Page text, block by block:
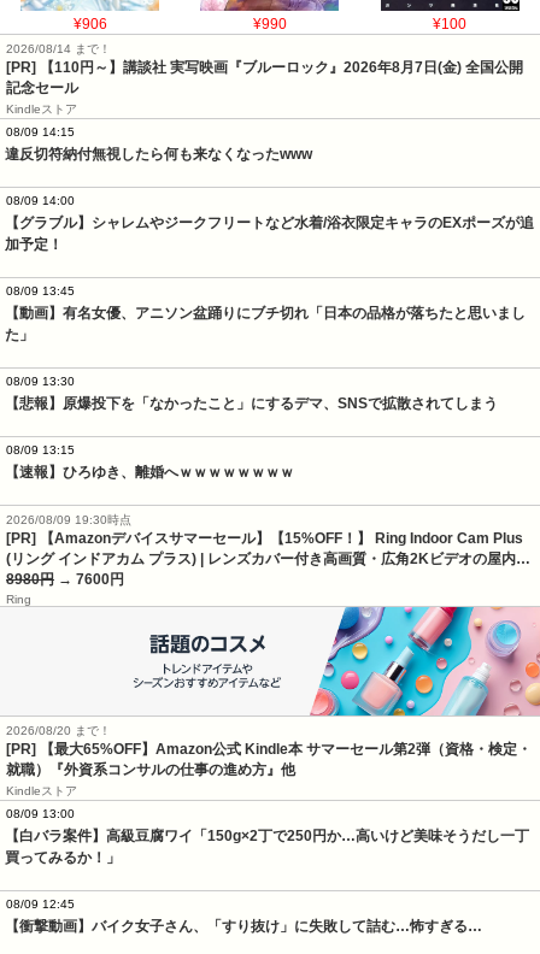
¥906 ¥990 ¥100
2026/08/14 まで！
[PR]
【110円～】講談社 実写映画『ブルーロック』2026年8月7日(金) 全国公開
記念セール
Kindleストア
08/09 14:15
違反切符納付無視したら何も来なくなったwww
08/09 14:00
【グラブル】シャレムやジークフリートなど水着/浴衣限定キャラのEXポーズが追
加予定！
08/09 13:45
【動画】有名女優、アニソン盆踊りにブチ切れ「日本の品格が落ちたと思いまし
た」
08/09 13:30
【悲報】原爆投下を「なかったこと」にするデマ、SNSで拡散されてしまう
08/09 13:15
【速報】ひろゆき、離婚へｗｗｗｗｗｗｗｗ
2026/08/09 19:30時点
[PR] 【Amazonデバイスサマーセール】【15%OFF！】 Ring Indoor Cam Plus
(リング インドアカム プラス) | レンズカバー付き高画質・広角2Kビデオの屋内…
8980円 → 7600円
Ring
2026/08/20 まで！
[PR]
【最大65%OFF】Amazon公式 Kindle本 サマーセール第2弾（資格・検定・
就職）『外資系コンサルの仕事の進め方』他
Kindleストア
08/09 13:00
【白バラ案件】高級豆腐ワイ「150g×2丁で250円か…高いけど美味そうだし一丁
買ってみるか！」
08/09 12:45
【衝撃動画】バイク女子さん、「すり抜け」に失敗して詰む…怖すぎる…